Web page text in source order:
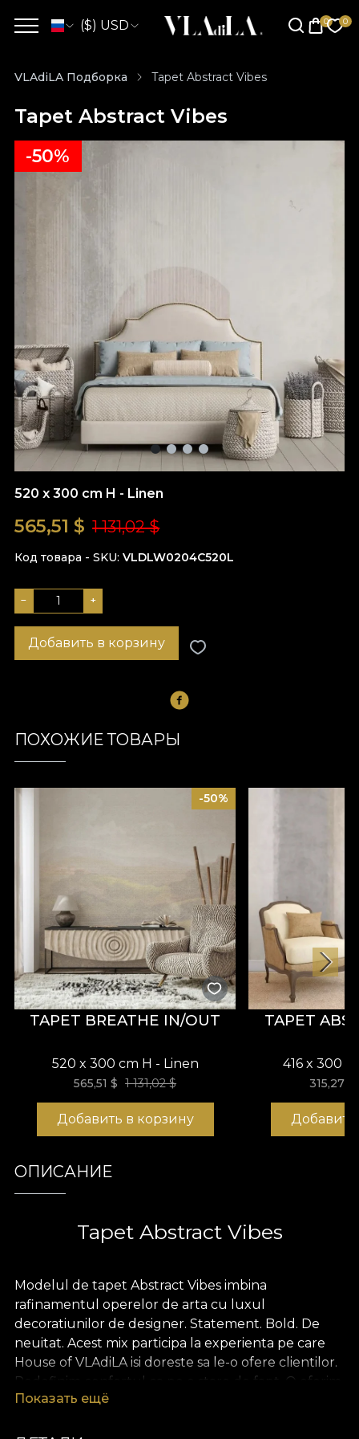
($) USD
VLAdiLA Подборка Tapet Abstract Vibes
Tapet Abstract Vibes
-50%
520 x 300 cm H - Linen
565,51 $ 1 131,02 $
Код товара - SKU VLDLW0204C520L
− +
Добавить в корзину
ПОХОЖИЕ ТОВАРЫ
-50%
TAPET BREATHE IN/OUT
520 x 300 cm H - Linen
565,51 $ 1 131,02 $
Добавить в корзину
TAPET
416 x 300
315,27
ОПИСАНИЕ
Tapet Abstract Vibes
Modelul de tapet Abstract Vibes imbina
rafinamentul operelor de arta cu luxul
decoratiunilor de designer. Statement. Bold. De
neuitat. Acest mix participa la experienta pe care
House of VLAdiLA isi doreste sa le-o ofere clientilor.
Redefinim confortul ca pe o stare de fapt. O oferim
sub forma unor tapete unice, desenate de mana
Показать ещё